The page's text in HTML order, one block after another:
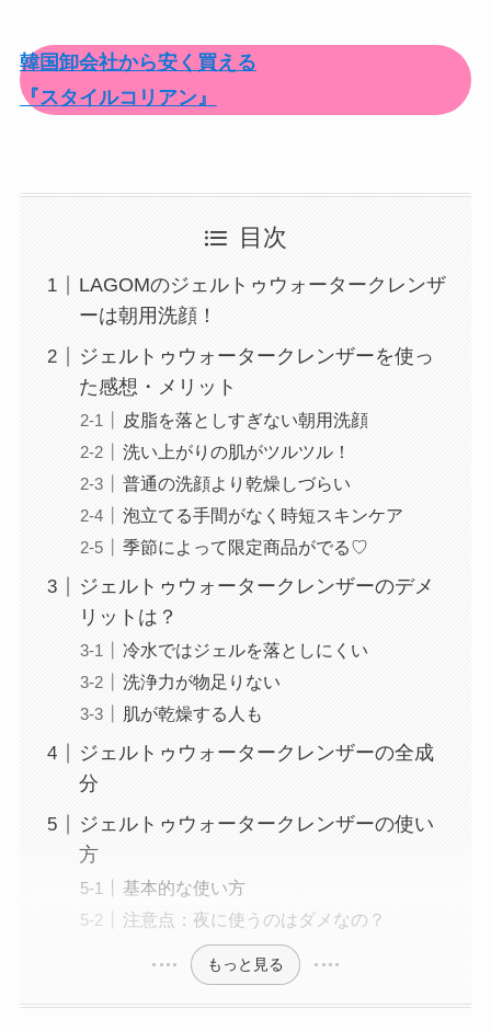
韓国卸会社から安く買える
『スタイルコリアン』
目次
LAGOMのジェルトゥウォータークレンザ
ーは朝用洗顔！
ジェルトゥウォータークレンザーを使っ
た感想・メリット
皮脂を落としすぎない朝用洗顔
洗い上がりの肌がツルツル！
普通の洗顔より乾燥しづらい
泡立てる手間がなく時短スキンケア
季節によって限定商品がでる♡
ジェルトゥウォータークレンザーのデメ
リットは？
冷水ではジェルを落としにくい
洗浄力が物足りない
肌が乾燥する人も
ジェルトゥウォータークレンザーの全成
分
ジェルトゥウォータークレンザーの使い
方
基本的な使い方
注意点：夜に使うのはダメなの？
もっと見る